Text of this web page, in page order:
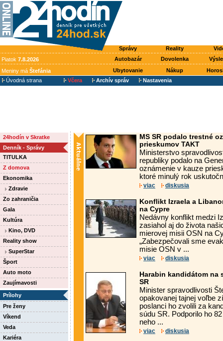
Správy Reality
Piatok 7.8.2026 Autobazár Dovolenka
Meniny má Štefánia Ubytovanie Nákup
Úvodná strana
Včera Archív správ Nastavenia
24hodín v Skratke
Denník - Správy
TITULKA
Z domova
Ekonomika
Zdravie
Zo zahraničia
Gala
Kultúra
Kino, DVD
Reality show
SuperStar
Šport
Auto moto
Zaujímavosti
Prílohy
Pre ženy
Víkend
Veda
Kariéra
MS SR podalo trestné
prieskumov TAKT
Ministerstvo
republiky podalo na
oznámenie v kauze
ktoré minulý rok
viac diskusia
Konflikt Izraela a
na Cypre
Nedávny konflikt medzi
zasiahol aj do života
mierovej misii OSN na
„Zabezpečovali sme
misie OSN v ...
viac diskusia
Harabin kandidátom
SR
Minister spravodlivosti
opakovanej tajnej voľbe
poslanci ho zvolili za
súdu SR. Podporilo ho
neho ...
viac diskusia